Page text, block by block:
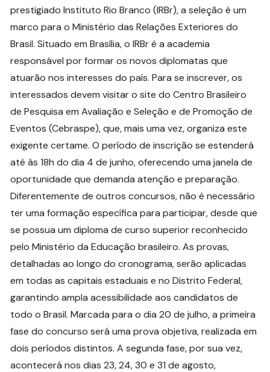
prestigiado Instituto Rio Branco (IRBr), a seleção é um
marco para o Ministério das Relações Exteriores do
Brasil. Situado em Brasília, o IRBr é a academia
responsável por formar os novos diplomatas que
atuarão nos interesses do país. Para se inscrever, os
interessados devem visitar o site do Centro Brasileiro
de Pesquisa em Avaliação e Seleção e de Promoção de
Eventos (Cebraspe), que, mais uma vez, organiza este
exigente certame. O período de inscrição se estenderá
até às 18h do dia 4 de junho, oferecendo uma janela de
oportunidade que demanda atenção e preparação.
Diferentemente de outros concursos, não é necessário
ter uma formação específica para participar, desde que
se possua um diploma de curso superior reconhecido
pelo Ministério da Educação brasileiro. As provas,
detalhadas ao longo do cronograma, serão aplicadas
em todas as capitais estaduais e no Distrito Federal,
garantindo ampla acessibilidade aos candidatos de
todo o Brasil. Marcada para o dia 20 de julho, a primeira
fase do concurso será uma prova objetiva, realizada em
dois períodos distintos. A segunda fase, por sua vez,
acontecerá nos dias 23, 24, 30 e 31 de agosto,